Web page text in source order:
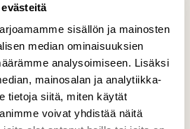
sisällön ja mainosten
median ominaisuuksien
analysoimiseen. Lisäksi
mainosalan ja analytiikka-
tietoja siitä, miten käytät
voivat yhdistää näitä
sijaa antaa
on ruuhkaa.28.8.2015